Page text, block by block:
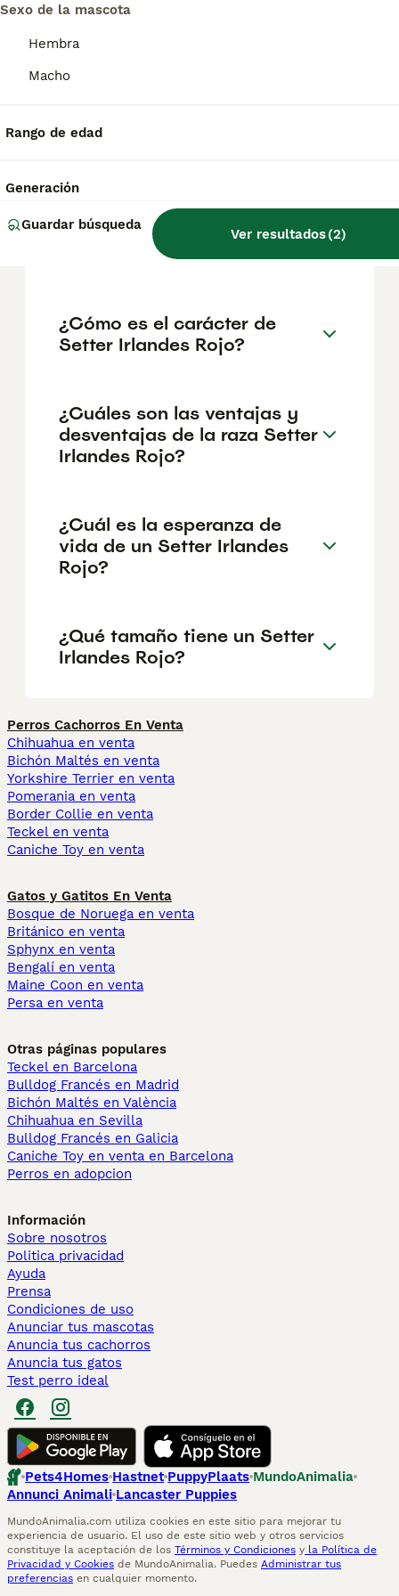
Sexo de la mascota
Hembra
Macho
Rango de edad
Generación
Guardar búsqueda
Ver resultados(2)
Preguntas frecuentes
de Setter Irlandes Rojo?
Irlandes Rojo en España es de
aproximadamente 706€, aunque los precios
pueden variar según factores como el
pedigrí, la reputación del criador y la
¿Cómo es el carácter de
Setter Irlandes Rojo?
¿Cuáles son las ventajas y
desventajas de la raza Setter
Irlandes Rojo?
¿Cuál es la esperanza de
vida de un Setter Irlandes
Rojo?
¿Qué tamaño tiene un Setter
Irlandes Rojo?
Perros Cachorros En Venta
Chihuahua en venta
Bichón Maltés en venta
Yorkshire Terrier en venta
Pomerania en venta
Border Collie en venta
Teckel en venta
Caniche Toy en venta
Gatos y Gatitos En Venta
Bosque de Noruega en venta
Británico en venta
Sphynx en venta
Bengalí en venta
Maine Coon en venta
Persa en venta
Otras páginas populares
Teckel en Barcelona
Bulldog Francés en Madrid
Bichón Maltés en València
Chihuahua en Sevilla
Bulldog Francés en Galicia
Caniche Toy en venta en Barcelona
Perros en adopcion
Información
Sobre nosotros
Politica privacidad
Ayuda
Prensa
Condiciones de uso
Anunciar tus mascotas
Anuncia tus cachorros
Anuncia tus gatos
Test perro ideal
Pets4Homes Hastnet PuppyPlaats MundoAnimalia
Annunci Animali Lancaster Puppies
MundoAnimalia.com utiliza cookies en este sitio para mejorar tu
experiencia de usuario. El uso de este sitio web y otros servicios
constituye la aceptación de los Términos y Condiciones y la Política de
Privacidad y Cookies de MundoAnimalia. Puedes Administrar tus
preferencias en cualquier momento.